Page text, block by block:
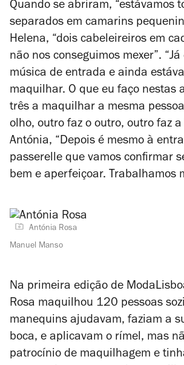
Quando se abriram, “estávamos
separados em camarins
Helena, “dois cabeleireiros em
não nos conseguimos mexer”.
música de entrada e ainda
maquilhar. O que eu faço nestas
três a maquilhar a mesma
olho, outro faz o outro, outro faz a
Antónia, “Depois é mesmo à
passerelle que vamos confirmar
bem e aperfeiçoar. Trabalhamos
Antónia Rosa
Manuel Manso
Na primeira edição de
Rosa maquilhou 120 pessoas
manequins ajudavam, faziam a
boca, e aplicavam o rímel, mas
patrocínio de maquilhagem e